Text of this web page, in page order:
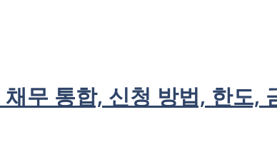
무 통합, 신청 방법, 한도,